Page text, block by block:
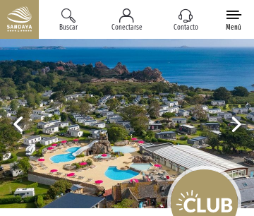
Buscar Conectarse Contacto Menú